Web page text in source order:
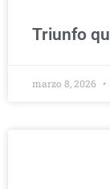
Triunfo
marzo 8, 2026